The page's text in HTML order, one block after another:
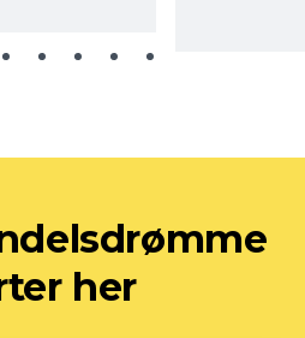
her